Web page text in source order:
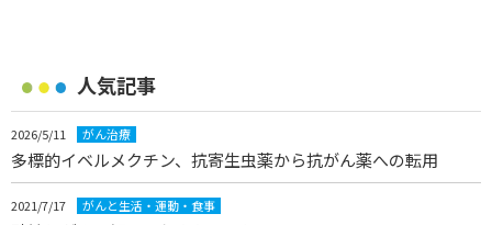
人気記事
2026/5/11 がん治療
多標的イベルメクチン、抗寄生虫薬から抗がん薬への転用
2021/7/17 がんと生活・運動・食事